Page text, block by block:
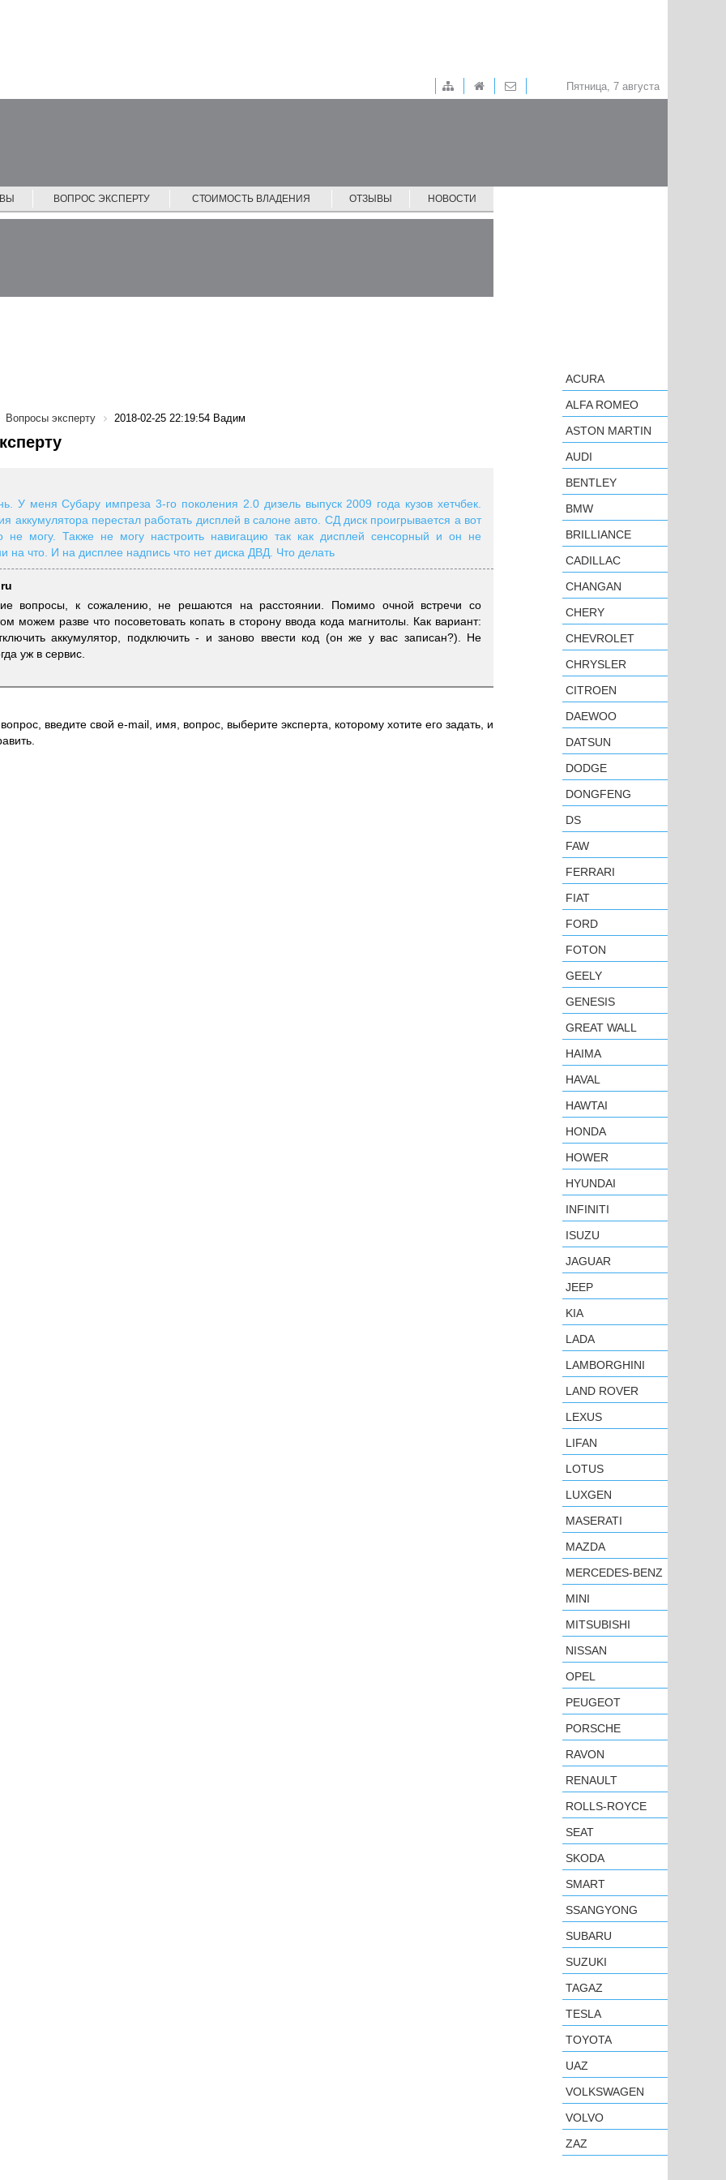
Пятница, 7 августа
ВОПРОС ЭКСПЕРТУ СТОИМОСТЬ ВЛАДЕНИЯ ОТЗЫВЫ НОВОСТИ
Вопросы эксперту 2018-02-25 22:19:54 Вадим
У меня Субару импреза 3-го поколения 2.0 дизель выпуск 2009 года кузов хетчбек.
аккумулятора перестал работать дисплей в салоне авто. СД диск проигрывается а вот
не могу. Также не могу настроить навигацию так как дисплей сенсорный и он не
на что. И на дисплее надпись что нет диска ДВД. Что делать
вопросы, к сожалению, не решаются на расстоянии. Помимо очной встречи со
можем разве что посоветовать копать в сторону ввода кода магнитолы. Как вариант:
аккумулятор, подключить - и заново ввести код (он же у вас записан?). Не
уж в сервис.
введите свой e-mail, имя, вопрос, выберите эксперта, которому хотите его задать, и
ACURA
ALFA ROMEO
ASTON MARTIN
AUDI
BENTLEY
BMW
BRILLIANCE
CADILLAC
CHANGAN
CHERY
CHEVROLET
CHRYSLER
CITROEN
DAEWOO
DATSUN
DODGE
DONGFENG
DS
FAW
FERRARI
FIAT
FORD
FOTON
GEELY
GENESIS
GREAT WALL
HAIMA
HAVAL
HAWTAI
HONDA
HOWER
HYUNDAI
INFINITI
ISUZU
JAGUAR
JEEP
KIA
LADA
LAMBORGHINI
LAND ROVER
LEXUS
LIFAN
LOTUS
LUXGEN
MASERATI
MAZDA
MERCEDES-BENZ
MINI
MITSUBISHI
NISSAN
OPEL
PEUGEOT
PORSCHE
RAVON
RENAULT
ROLLS-ROYCE
SEAT
SKODA
SMART
SSANGYONG
SUBARU
SUZUKI
TAGAZ
TESLA
TOYOTA
UAZ
VOLKSWAGEN
VOLVO
ZAZ